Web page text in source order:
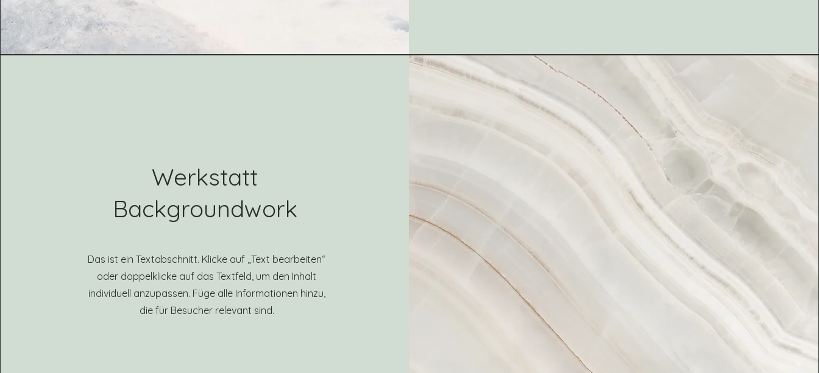
Werkstatt
Backgroundwork
Das ist ein Textabschnitt. Klicke auf „Text bearbeiten“
oder doppelklicke auf das Textfeld, um den Inhalt
individuell anzupassen. Füge alle Informationen hinzu,
die für Besucher relevant sind.